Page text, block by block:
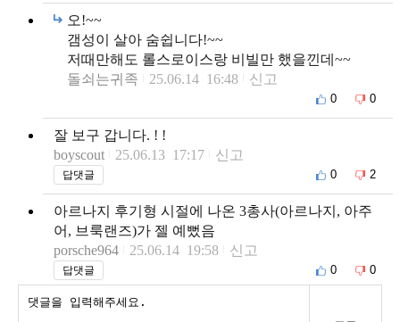
오!~~
갬성이 살아 숨쉽니다!~~
저때만해도 롤스로이스랑 비빌만 했을낀데~~
돌쇠는귀족
25.06.14 16:48 신고
0 0
잘 보구 갑니다. ! !
boyscout
25.06.13 17:17 신고
답댓글 0 2
아르나지 후기형 시절에 나온 3총사(아르나지, 아주
어, 브룩랜즈)가 젤 예뻤음
porsche964
25.06.14 19:58 신고
답댓글 0 0